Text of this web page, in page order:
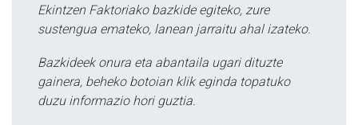
Ekintzen Faktoriako bazkide egiteko, zure
sustengua emateko, lanean jarraitu ahal izateko.
Bazkideek onura eta abantaila ugari dituzte
gainera, beheko botoian klik eginda topatuko
duzu informazio hori guztia.